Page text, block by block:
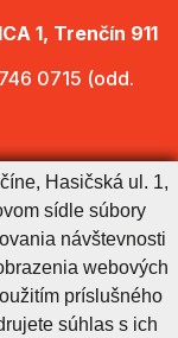
1, Trenčín 911
0715 (odd.
o prístupnosti
Správca obsahu
Hasičská ul. 1,
sídle súbory
návštevnosti
webových
príslušného
súhlas s ich